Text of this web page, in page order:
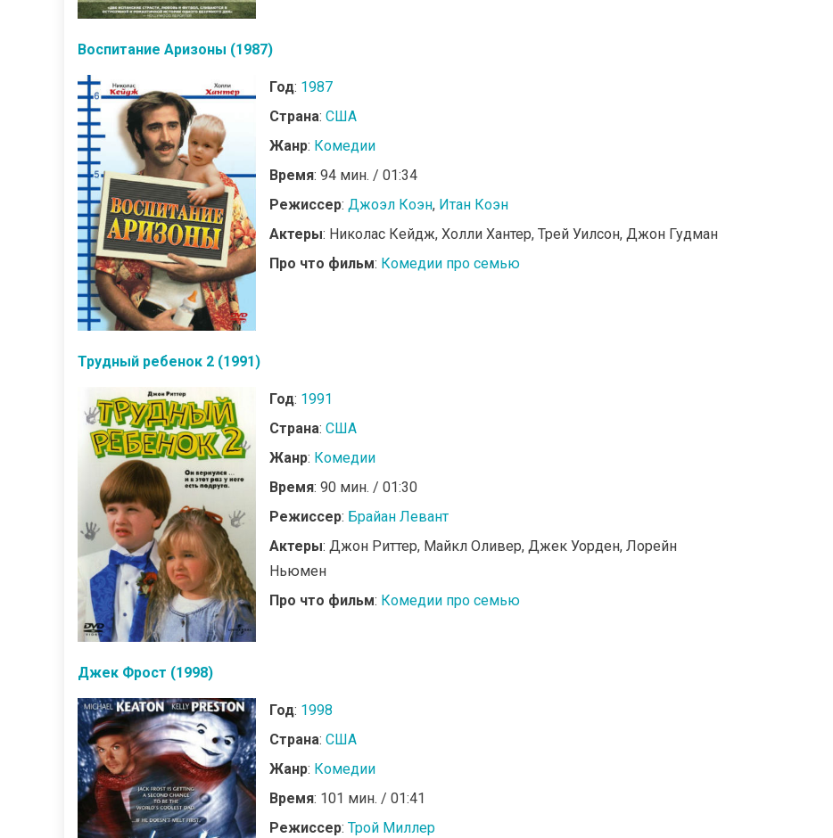
Воспитание Аризоны (1987)
Год: 1987
Страна: США
Жанр: Комедии
Время: 94 мин. / 01:34
Режиссер: Джоэл Коэн, Итан Коэн
Актеры: Николас Кейдж, Холли Хантер, Трей Уилсон, Джон Гудман
Про что фильм: Комедии про семью
Трудный ребенок 2 (1991)
Год: 1991
Страна: США
Жанр: Комедии
Время: 90 мин. / 01:30
Режиссер: Брайан Левант
Актеры: Джон Риттер, Майкл Оливер, Джек Уорден, Лорейн
Ньюмен
Про что фильм: Комедии про семью
Джек Фрост (1998)
Год: 1998
Страна: США
Жанр: Комедии
Время: 101 мин. / 01:41
Режиссер: Трой Миллер